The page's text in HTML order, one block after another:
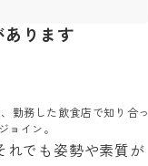
あります
勤務した飲食店で知り合っ
ョイン。
れでも姿勢や素質が